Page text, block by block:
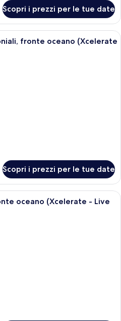
Scopri i prezzi per le tue date
Una camera d'albergo con due letti,
fronte oceano (Xcelerate
Scopri i prezzi per le tue date
Una camera d'albergo moderna con
oceano (Xcelerate - Live